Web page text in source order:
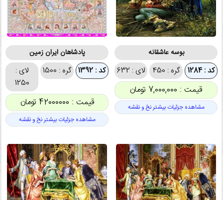
بوسه عاشقانه
کد : 1284 گره : 450 لای : 632
قیمت : 7,000,000 تومان
مشاهده جزئیات بیشتر نخ و نقشه
پادشاهان ایران زمین
کد : 1392 گره : 1500
لای :
1250
قیمت : 42000000 تومان
مشاهده جزئیات بیشتر نخ و نقشه